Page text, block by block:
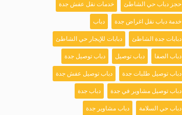
حجز دباب حي الشاطئ خدمات نقل عفش جدة
خدمة دباب نقل اغراض جدة دباب
دبابات جدة الشاطئ دبابات للإيجار حي الشاطئ
دباب الصفا دباب توصيل دباب توصيل جدة
دباب توصيل طلبات جدة دباب توصيل عفش جدة
دباب توصيل مشاوير في جدة دباب جدة
دباب حي السلامة دباب مشاوير جدة